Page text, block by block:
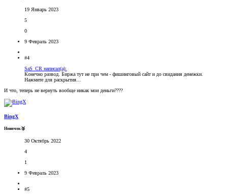
19 Январь 2023
5
0
9 Февраль 2023
#4
SaS_CR написал(а):
Конечно развод. Биржа тут не при чем - фишинговый сайт и до свидания денежки.
Нажмите для раскрытия...
И что, теперь не вернуть вообще никак мои деньги????
BingX
Новичок🥉
30 Октябрь 2022
4
1
9 Февраль 2023
#5